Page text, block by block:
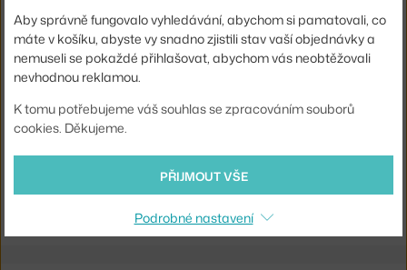
Materiál:
pěna, teakové dřevo, textil
Sedák:
čalouněný
Podnož:
dřevo
EAN
5706420102847
Ste zo Slovenska? Prejdite naPouf Virkelyst, golden yellow stripe
Shopping from the EU? Switch toVirkelyst Pouf, golden yellow
Aby správně fungovalo vyhledávání, abychom si pamatovali, co
máte v košíku, abyste vy snadno zjistili stav vaší objednávky a
nemuseli se pokaždé přihlašovat, abychom vás neobtěžovali
nevhodnou reklamou.
K tomu potřebujeme váš souhlas se zpracováním souborů
cookies. Děkujeme.
PŘIJMOUT VŠE
Podrobné nastavení